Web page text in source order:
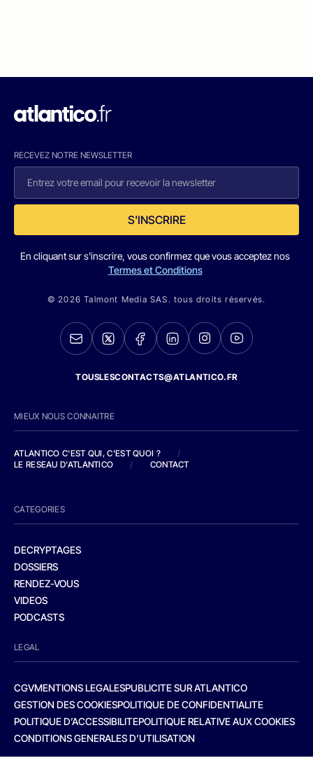
RECEVEZ NOTRE NEWSLETTER
S'INSCRIRE
En cliquant sur s'inscrire, vous confirmez que vous acceptez nos
Termes et Conditions
© 2026 Talmont Media SAS. tous droits réservés.
TOUSLESCONTACTS@ATLANTICO.FR
MIEUX NOUS CONNAITRE
ATLANTICO C'EST QUI, C'EST QUOI ?
/
LE RESEAU D'ATLANTICO
/ CONTACT
CATEGORIES
DECRYPTAGES
DOSSIERS
RENDEZ-VOUS
VIDEOS
PODCASTS
LEGAL
CGVMENTIONS LEGALESPUBLICITE SUR ATLANTICO
GESTION DES COOKIESPOLITIQUE DE CONFIDENTIALITE
POLITIQUE D’ACCESSIBILITEPOLITIQUE RELATIVE AUX COOKIES
CONDITIONS GENERALES D’UTILISATION